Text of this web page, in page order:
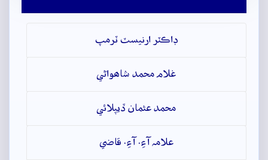
ڊاڪٽر ارنيسٽ ٽرمپ
غلام محمد شاھواڻي
محمد عثمان ڏيپلائي
علامہ آءِ. آءِ. قاضي